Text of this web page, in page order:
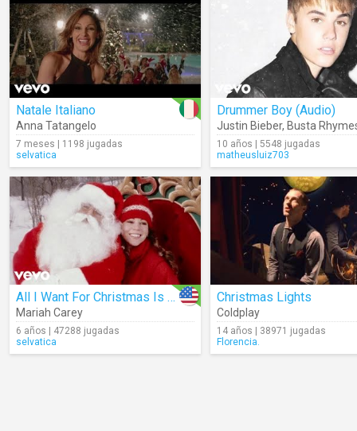
Natale Italiano
Anna Tatangelo
7 meses | 1198 jugadas
selvatica
Drummer Boy (Audio)
Justin Bieber, Busta
10 años | 5548 jugadas
matheusluiz703
All I Want For Christmas Is You
Mariah Carey
6 años | 47288 jugadas
selvatica
Christmas Lights
Coldplay
14 años | 38971 jugadas
Florencia.